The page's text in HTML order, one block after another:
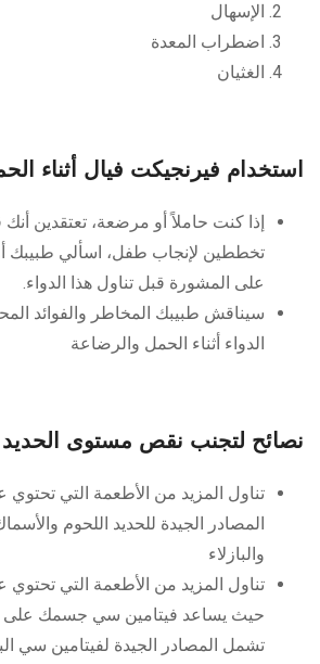
الإسهال
اضطراب المعدة
الغثيان
استخدام فيرنجيكت فيال أثناء
إذا كنت حاملاً أو مرضعة، تعتقدين أنك
تخططين لإنجاب طفل، اسألي طبيبك
على المشورة قبل تناول هذا الدواء.
سيناقش طبيبك المخاطر والفوائد
الدواء أثناء الحمل والرضاعة
نصائح لتجنب نقص مستوى الحديد
تناول المزيد من الأطعمة التي
المصادر الجيدة للحديد اللحوم
والبازلاء
تناول المزيد من الأطعمة التي
حيث يساعد فيتامين سي جسمك على
تشمل المصادر الجيدة لفيتامين سي